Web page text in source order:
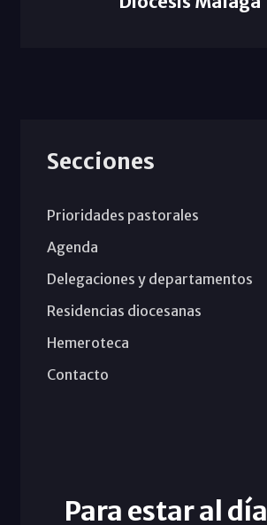
Secciones
Prioridades pastorales
Agenda
Delegaciones y departamentos
Residencias diocesanas
Hemeroteca
Contacto
Para estar al día